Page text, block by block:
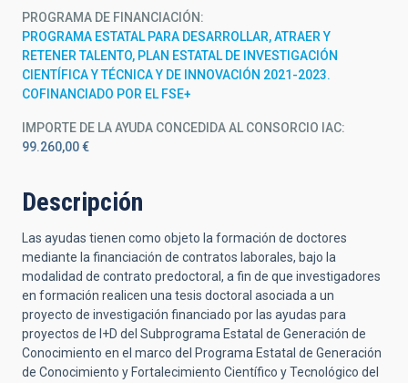
PROGRAMA DE FINANCIACIÓN
PROGRAMA ESTATAL PARA DESARROLLAR, ATRAER Y
RETENER TALENTO, PLAN ESTATAL DE INVESTIGACIÓN
CIENTÍFICA Y TÉCNICA Y DE INNOVACIÓN 2021-2023.
COFINANCIADO POR EL FSE+
IMPORTE DE LA AYUDA CONCEDIDA AL CONSORCIO IAC
99.260,00 €
Descripción
Las ayudas tienen como objeto la formación de doctores
mediante la financiación de contratos laborales, bajo la
modalidad de contrato predoctoral, a fin de que investigadores
en formación realicen una tesis doctoral asociada a un
proyecto de investigación financiado por las ayudas para
proyectos de I+D del Subprograma Estatal de Generación de
Conocimiento en el marco del Programa Estatal de Generación
de Conocimiento y Fortalecimiento Científico y Tecnológico del